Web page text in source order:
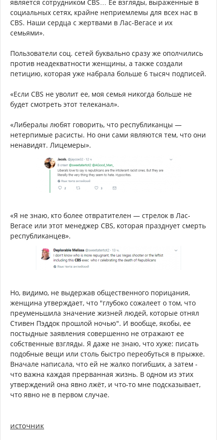
является сотрудником CBS… Ее взгляды, выраженные в
социальных сетях, крайне неприемлемы для всех нас в
CBS. Наши сердца с жертвами в Лас-Вегасе и их
семьями».
Пользователи соц. сетей буквально сразу же ополчились
против неадекватности женщины, а также создали
петицию, которая уже набрала больше 6 тысяч подписей.
«Если CBS не уволит ее, моя семья никогда больше не
будет смотреть этот телеканал».
«Либералы любят говорить, что республиканцы —
нетерпимые расисты. Но они сами являются тем, что они
ненавидят. Лицемеры».
«Я не знаю, кто более отвратителен — стрелок в Лас-
Вегасе или этот менеджер CBS, которая празднует смерть
республиканцев».
Но, видимо, не выдержав общественного порицания,
женщина утверждает, что "глубоко сожалеет о том, что
преуменьшила значение жизней людей, которые отнял
Стивен Пэддок прошлой ночью". И вообще, якобы, ее
постыдные заявления совершенно не отражают ее
собственные взгляды. Я даже не знаю, что хуже: писать
подобные вещи или столь быстро переобуться в прыжке.
Вначале написала, что ей не жалко погибших, а затем -
что важна каждая прерванная жизнь. В одном из этих
утверждений она явно лжёт, и что-то мне подсказывает,
что явно не в первом случае.
источник